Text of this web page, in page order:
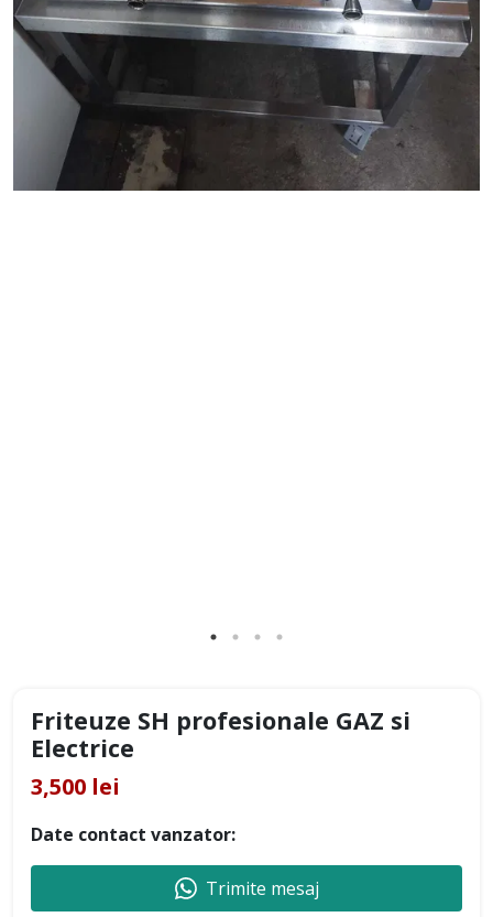
Friteuze SH profesionale GAZ si
Electrice
3,500 lei
Date contact vanzator:
Trimite mesaj